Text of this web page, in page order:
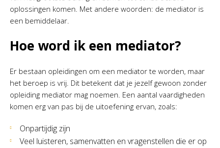
oplossingen komen. Met andere woorden: de mediator is
een bemiddelaar.
Hoe word ik een mediator?
Er bestaan opleidingen om een mediator te worden, maar
het beroep is vrij. Dit betekent dat je jezelf gewoon zonder
opleiding mediator mag noemen. Een aantal vaardigheden
komen erg van pas bij de uitoefening ervan, zoals:
Onpartijdig zijn
Veel luisteren, samenvatten en vragenstellen die er op